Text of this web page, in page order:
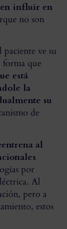
influir en
no son
paciente ve su
forma que
está
la
su
de
al
por
Al
pero a
estos